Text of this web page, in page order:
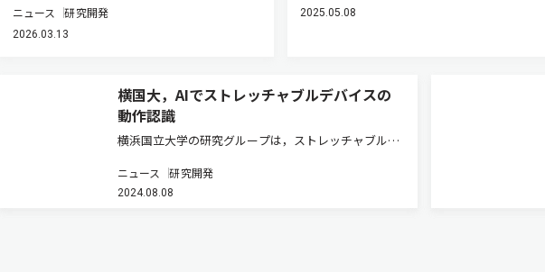
ニュース 研究開発
2026.03.13
2025.05.08
横国大，AIでストレッチャブルデバイスの
動作認識
横浜国立大学の研究グループは，ストレッチャブルデ
ムを開発した（ニュースリリース）。 近年，伸縮性を
持つゴム材料や導電性材料を用いたストレッチャブル
ニュース 研究開発
2024.08.08